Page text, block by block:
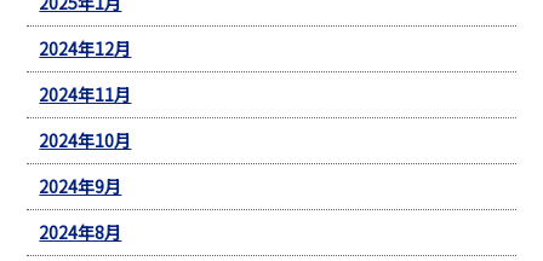
2024年12月
2024年11月
2024年10月
2024年9月
2024年8月